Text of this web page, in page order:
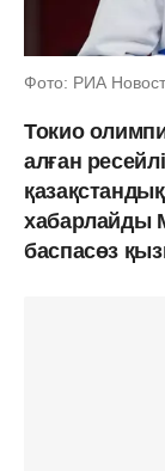
Фото: РИА
Токио
алған
хабарлайды
баспасөз